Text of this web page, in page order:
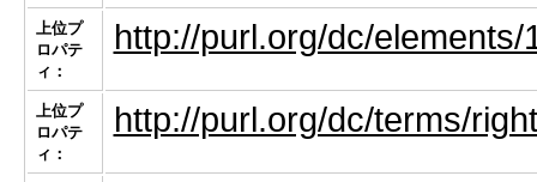
上位プ
ロパテ
ィ：
http://purl.org/dc/elements/
上位プ
ロパテ
ィ：
http://purl.org/dc/terms/